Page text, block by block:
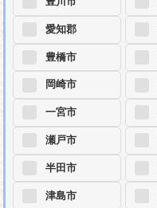
愛知郡
豊橋市
岡崎市
一宮市
瀬戸市
半田市
津島市